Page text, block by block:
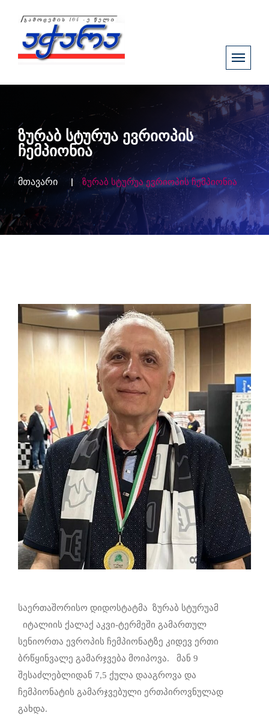
ზურაბ სტურუა ევრიოპის
ჩემპიონია
მთავარი ზურაბ სტურუა ევრიოპის ჩემპიონია
საერთაშორისო დიდოსტატმა ზურაბ სტურუამ
იტალიის ქალაქ აკვი-ტერმეში გამართულ
სენიორთა ევროპის ჩემპიონატზე კიდევ ერთი
ბრწყინვალე გამარჯვება მოიპოვა. მან 9
შესაძლებლიდან 7,5 ქულა დააგროვა და
ჩემპიონატის გამარჯვებული ერთპიროვნულად
გახდა.